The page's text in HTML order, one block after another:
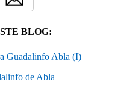
BLOG:
Guadalinfo Abla (I)
de Abla